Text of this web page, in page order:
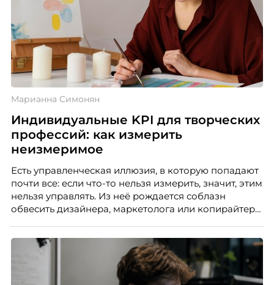
Марианна Симонян
Индивидуальные KPI для творческих
профессий: как измерить
неизмеримое
Есть управленческая иллюзия, в которую попадают
почти все: если что-то нельзя измерить, значит, этим
нельзя управлять. Из неё рождается соблазн
обвесить дизайнера, маркетолога или копирайтера
Проблема в том, что так мы измеряем не ценность,
а движение. А творческая работа — это тот редкий
случай, где движение и результат могут не